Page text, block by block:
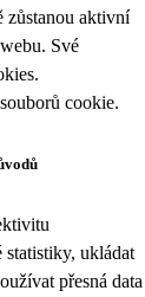
zůstanou aktivní
Své
.
souborů cookie.
statistiky, ukládat
přesná data